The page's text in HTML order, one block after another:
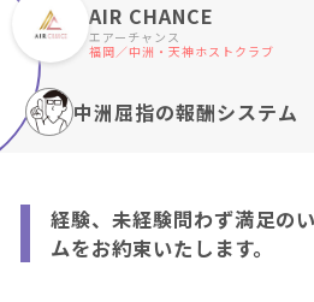
AIR CHANCE
エアーチャンス
福岡／中洲・天神ホストクラブ
中洲屈指の報酬システム
経験、未経験問わず満足の
ムをお約束いたします。